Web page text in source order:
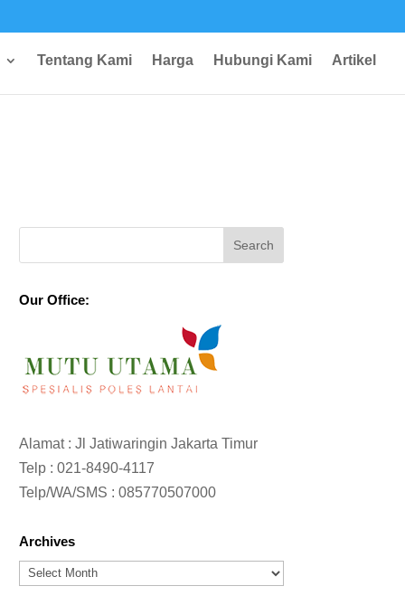
Tentang Kami Harga Hubungi Kami Artikel
Our Office:
Alamat : Jl Jatiwaringin Jakarta Timur
Telp :021-8490-4117
Telp/WA/SMS :085770507000
Archives
Archives